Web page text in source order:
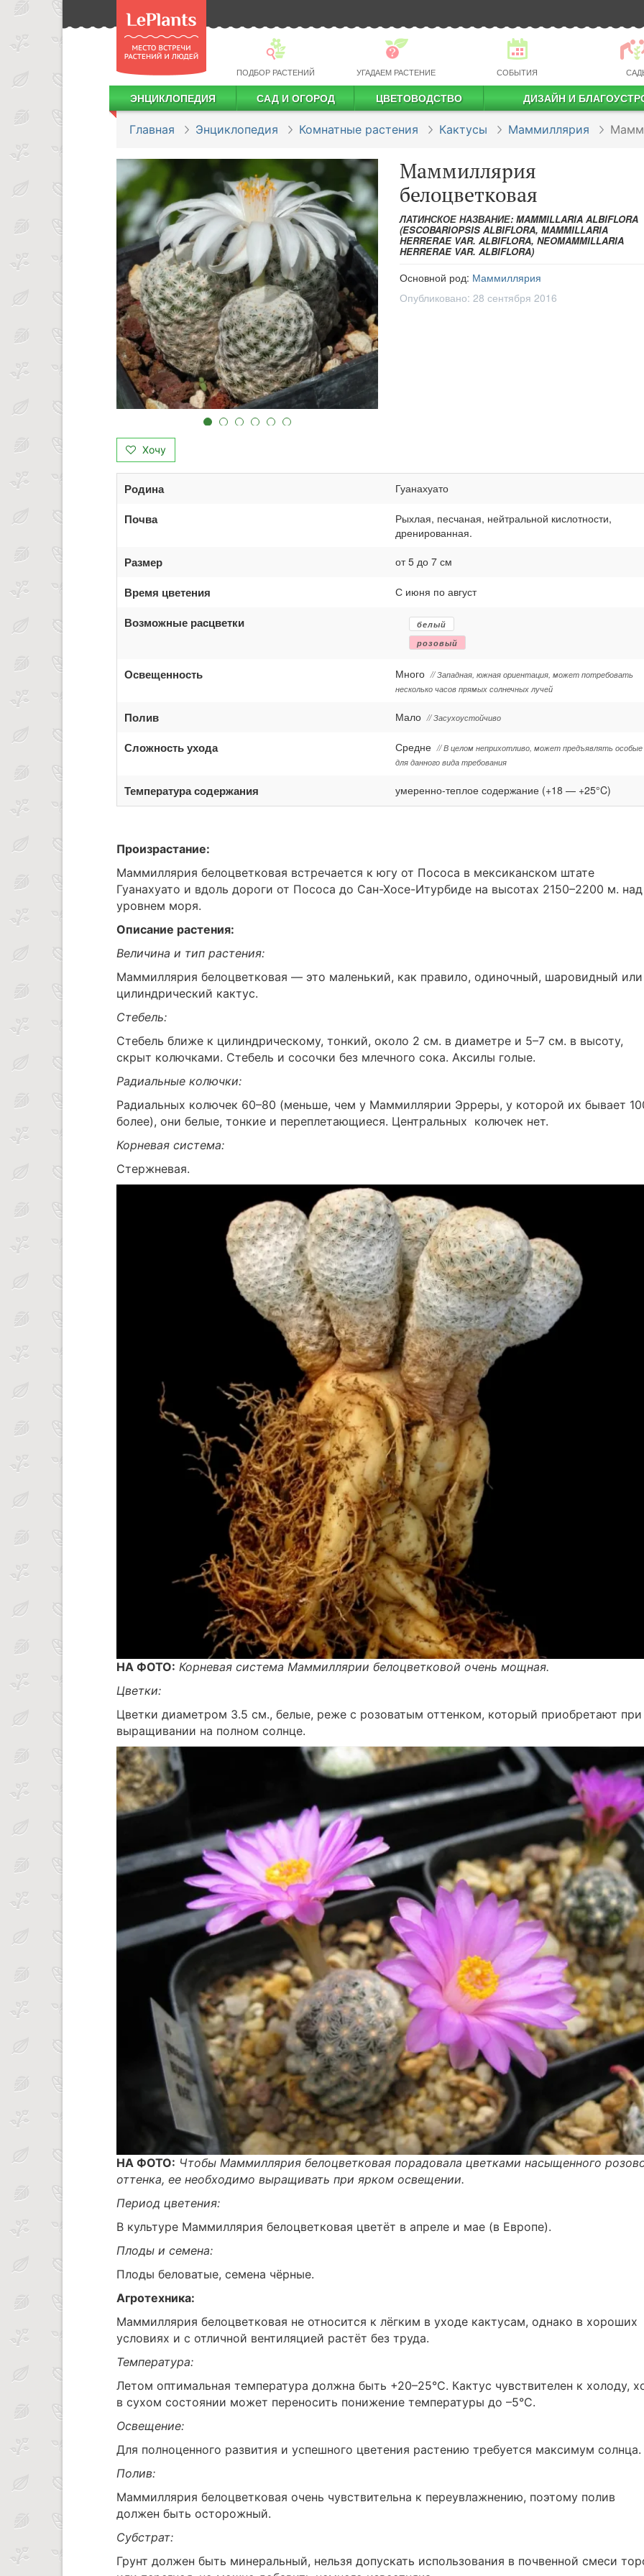
ПОДБОР РАСТЕНИЙ УГАДАЕМ РАСТЕНИЕ СОБЫТИЯ
ЭНЦИКЛОПЕДИЯ САД И ОГОРОД ЦВЕТОВОДСТВО ДИЗАЙН И
Главная Энциклопедия Комнатные растения Кактусы Маммиллярия
Маммиллярия
белоцветковая
ЛАТИНСКОЕ НАЗВАНИЕ: MAMMILLARIA ALBIFLORA
(ESCOBARIOPSIS ALBIFLORA, MAMMILLARIA
HERRERAE VAR. ALBIFLORA, NEOMAMMILLARIA
HERRERAE VAR. ALBIFLORA)
Основной род: Маммиллярия
Опубликовано: 28 сентября 2016
Хочу
Родина Гуанахуато
Почва
Рыхлая, песчаная, нейтральной кислотности,
дренированная.
Размер от 5 до 7 см
Время цветения С июня по август
Возможные расцветки
белый
розовый
Освещенность Много // Западная, южная ориентация, может потребовать
несколько часов прямых солнечных лучей
Полив Мало // Засухоустойчиво
Сложность ухода Средне // В целом неприхотливо, может предъявлять особые
для данного вида требования
Температура содержания умеренно-теплое содержание (+18 — +25°C)
Произрастание:
Маммиллярия белоцветковая встречается к югу от Пососа в мексиканском штате
Гуанахуато и вдоль дороги от Пососа до Сан-Хосе-Итурбиде на высотах 2150–2200 м. над
уровнем моря.
Описание растения:
Величина и тип растения:
Маммиллярия белоцветковая — это маленький, как правило, одиночный, шаровидный или
цилиндрический кактус.
Стебель:
Стебель ближе к цилиндрическому, тонкий, около 2 см. в диаметре и 5–7 см. в высоту,
скрыт колючками. Стебель и сосочки без млечного сока. Аксилы голые.
Радиальные колючки:
Радиальных колючек 60–80 (меньше, чем у Маммиллярии Эрреры, у которой их бывает
более), они белые, тонкие и переплетающиеся. Центральных колючек нет.
Корневая система:
Стержневая.
НА ФОТО: Корневая система Маммиллярии белоцветковой очень мощная.
Цветки:
Цветки диаметром 3.5 см., белые, реже с розоватым оттенком, который приобретают при
выращивании на полном солнце.
НА ФОТО: Чтобы Маммиллярия белоцветковая порадовала цветками насыщенного
оттенка, ее необходимо выращивать при ярком освещении.
Период цветения:
В культуре Маммиллярия белоцветковая цветёт в апреле и мае (в Европе).
Плоды и семена:
Плоды беловатые, семена чёрные.
Агротехника:
Маммиллярия белоцветковая не относится к лёгким в уходе кактусам, однако в хороших
условиях и с отличной вентиляцией растёт без труда.
Температура:
Летом оптимальная температура должна быть +20–25°C. Кактус чувствителен к холоду,
в сухом состоянии может переносить понижение температуры до –5°C.
Освещение:
Для полноценного развития и успешного цветения растению требуется максимум солнца.
Полив:
Маммиллярия белоцветковая очень чувствительна к переувлажнению, поэтому полив
должен быть осторожный.
Субстрат:
Грунт должен быть минеральный, нельзя допускать использования в почвенной смеси